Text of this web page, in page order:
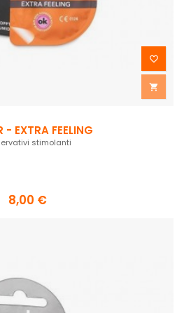


- EXTRA FEELING
stimolanti
8,00 €